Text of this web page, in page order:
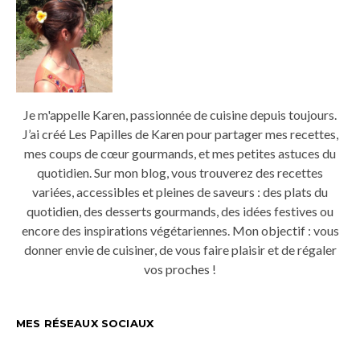
Je m'appelle Karen, passionnée de cuisine depuis toujours.
J’ai créé Les Papilles de Karen pour partager mes recettes,
mes coups de cœur gourmands, et mes petites astuces du
quotidien. Sur mon blog, vous trouverez des recettes
variées, accessibles et pleines de saveurs : des plats du
quotidien, des desserts gourmands, des idées festives ou
encore des inspirations végétariennes. Mon objectif : vous
donner envie de cuisiner, de vous faire plaisir et de régaler
vos proches !
MES RÉSEAUX SOCIAUX